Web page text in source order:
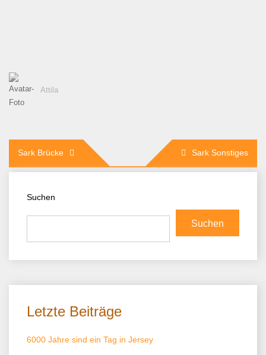
Attila
Beitragsnavigation
Sark Brücke Sark Sonstiges
Suchen
Suchen
Letzte Beiträge
6000 Jahre sind ein Tag in Jersey